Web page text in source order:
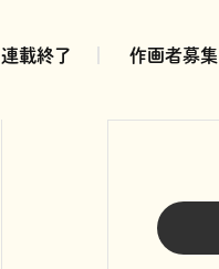
連載終了 作画者募集